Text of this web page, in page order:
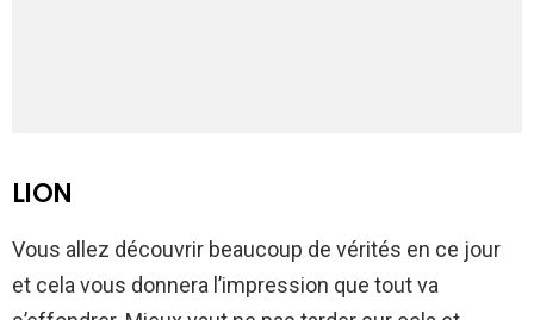
LION
Vous allez découvrir beaucoup de vérités en ce jour
et cela vous donnera l’impression que tout va